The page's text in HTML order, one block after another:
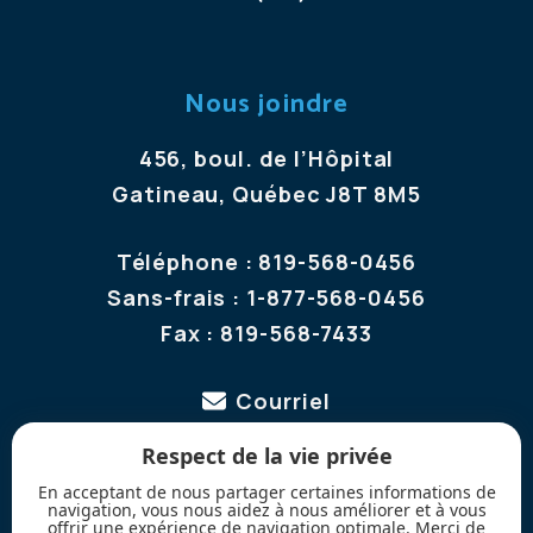
Nous joindre
456, boul. de l’Hôpital
Gatineau, Québec J8T 8M5
Téléphone : 819-568-0456
Sans-frais : 1-877-568-0456
Fax : 819-568-7433
Courriel
Suivez-nous
Respect de la vie privée
En acceptant de nous partager certaines informations de
navigation, vous nous aidez à nous améliorer et à vous
offrir une expérience de navigation optimale. Merci de